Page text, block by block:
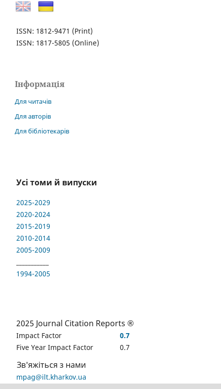
ISSN: 1812-9471 (Print)
ISSN: 1817-5805 (Online)
Інформація
Для читачів
Для авторів
Для бібліотекарів
Усі томи й випуски
2025-2029
2020-2024
2015-2019
2010-2014
2005-2009
1994-2005
2025 Journal Citation Reports ®
Impact Factor
0.7
Five Year Impact Factor
0.7
Зв'яжіться з нами
mpag@ilt.kharkov.ua